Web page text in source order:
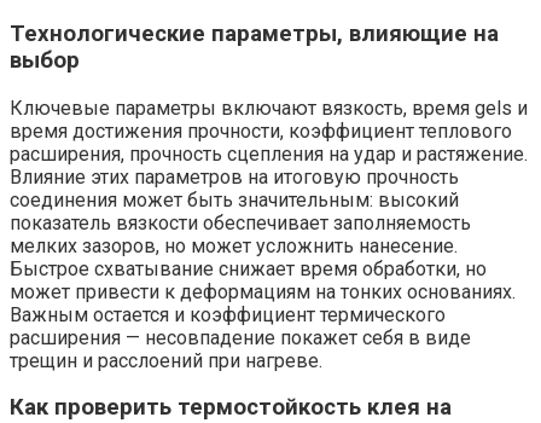
Технологические параметры, влияющие на
выбор
Ключевые параметры включают вязкость, время gels и
время достижения прочности, коэффициент теплового
расширения, прочность сцепления на удар и растяжение.
Влияние этих параметров на итоговую прочность
соединения может быть значительным: высокий
показатель вязкости обеспечивает заполняемость
мелких зазоров, но может усложнить нанесение.
Быстрое схватывание снижает время обработки, но
может привести к деформациям на тонких основаниях.
Важным остается и коэффициент термического
расширения — несовпадение покажет себя в виде
трещин и расслоений при нагреве.
Как проверить термостойкость клея на